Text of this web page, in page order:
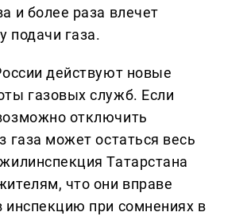
и более раза влечет
подачи газа.
действуют новые
газовых служб. Если
отключить
газа может остаться весь
Татарстана
что они вправе
инспекцию при сомнениях в